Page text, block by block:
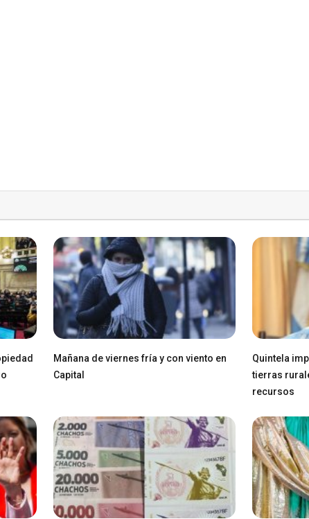
Mañana de viernes fría y con viento en
Capital
Quintela
tierras
recursos